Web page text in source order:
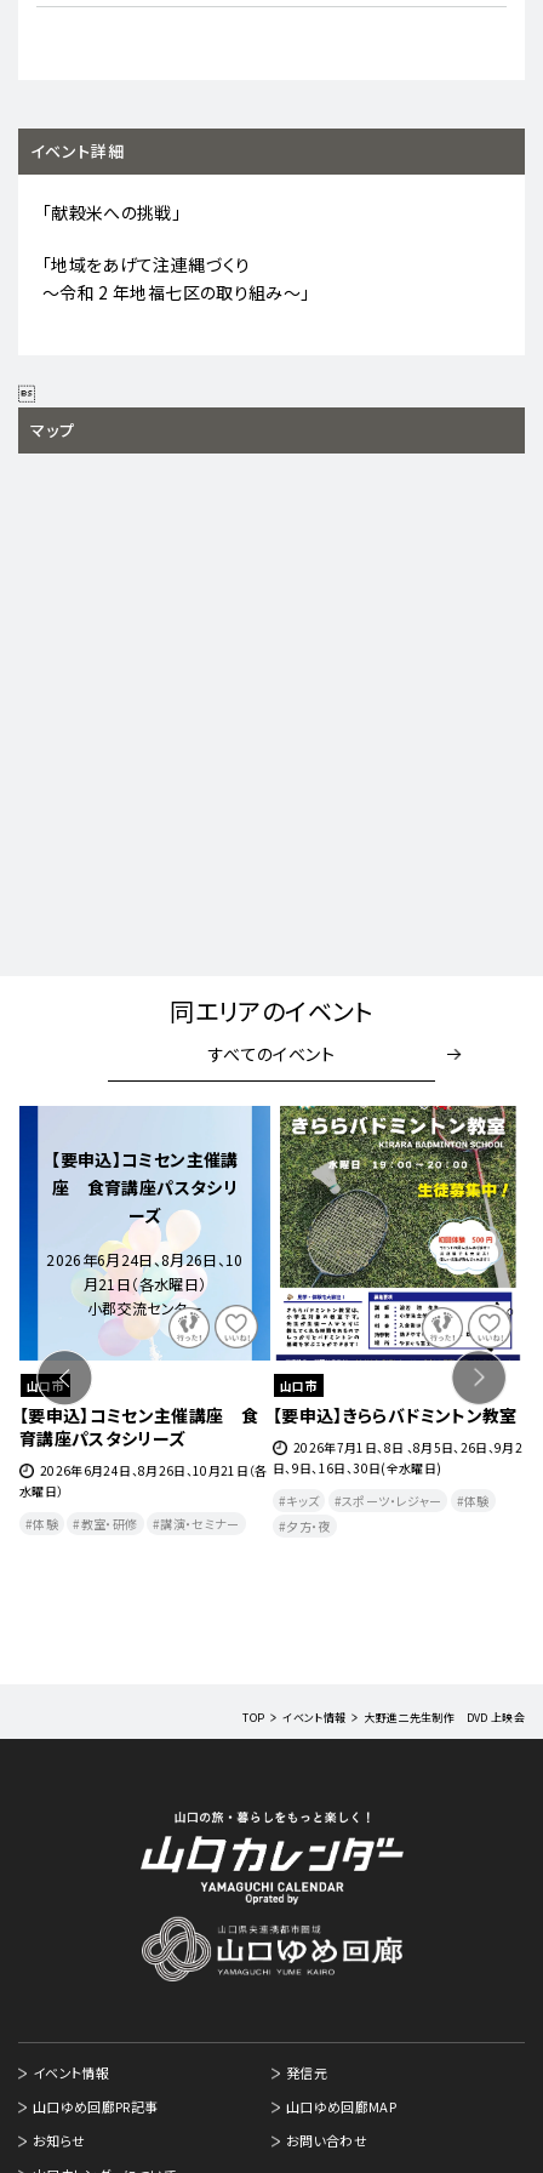
イベント詳細
「献穀米への挑戦」
「地域をあげて注連縄づくり
～令和 2 年地福七区の取り組み～」

マップ
同エリアのイベント
すべてのイベント
【要申込】コミセン主催講
座 食育講座パスタシリ
ーズ
2026年6月24日、8月26日、10
月21日（各水曜日）
小郡交流センター
山口市
【要申込】コミセン主催講座 食
育講座パスタシリーズ
2026年6月24日、8月26日、10月21日（各
水曜日）
体験
教室・研修 講演・セミナー
山口市
【要申込】きららバドミントン教室
2026年7月1日、8日 、8月5日、26日、9月2
日、9日、16日、30日(全水曜日)
キッズ
スポーツ・レジャー
体験
夕方・夜​
TOP イベント情報 大野進二先生制作 DVD 上映会
イベント情報
発信元
山口ゆめ回廊PR記事
山口ゆめ回廊MAP
お知らせ
お問い合わせ